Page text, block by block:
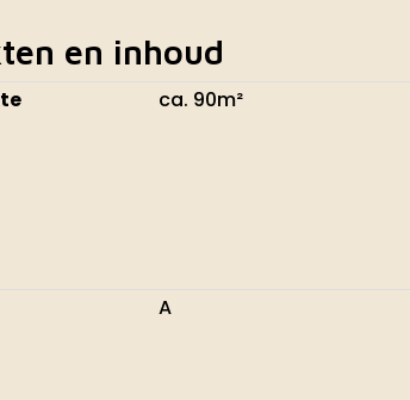
en inhoud
ca. 90m²
A